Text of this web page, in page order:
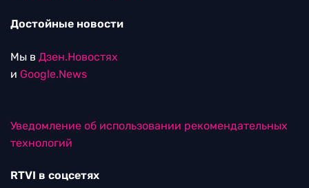
Достойные новости
Мы в Дзен.Новостях
и Google.News
Уведомление об использовании рекомендательных
технологий
RTVI в соцсетях